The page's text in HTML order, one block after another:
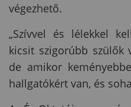
végezhető.
„Szívvel és lélekkel
kicsit szigorúbb szülők
de amikor
hallgatókért van, és